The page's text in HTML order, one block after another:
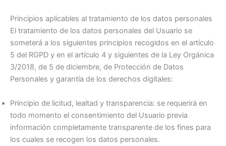
Principios aplicables al tratamiento de los datos personales
El tratamiento de los datos personales del Usuario se
someterá a los siguientes principios recogidos en el artículo
5 del RGPD y en el artículo 4 y siguientes de la Ley Orgánica
3/2018, de 5 de diciembre, de Protección de Datos
Personales y garantía de los derechos digitales:
Principio de licitud, lealtad y transparencia: se requerirá en
todo momento el consentimiento del Usuario previa
información completamente transparente de los fines para
los cuales se recogen los datos personales.